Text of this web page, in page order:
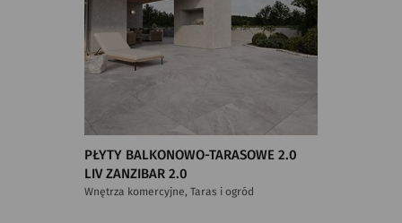
PŁYTY BALKONOWO-TARASOWE 2.0
LIV ZANZIBAR 2.0
Wnętrza komercyjne, Taras i ogród